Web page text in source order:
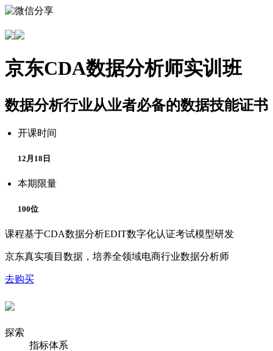
京东CDA数据分析师实训班
数据分析行业从业者必备的数据技能证书
开课时间
12月18日
本期限量
100位
课程基于CDA数据分析EDIT数字化认证考试模型研发
京东真实项目数据，培养全领域电商行业数据分析师
去购买
探索
指标体系